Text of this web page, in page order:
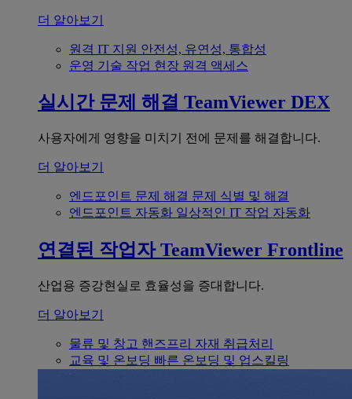
더 알아보기
원격 IT 지원 안전성, 유연성, 통합성
운영 기술 작업 현장 원격 액세스
실시간 문제 해결 TeamViewer DEX
사용자에게 영향을 미치기 전에 문제를 해결합니다.
더 알아보기
엔드포인트 문제 해결 문제 식별 및 해결
엔드포인트 자동화 일상적인 IT 작업 자동화
연결된 작업자 TeamViewer Frontline
산업용 증강현실로 효율성을 증대합니다.
더 알아보기
물류 및 창고 핸즈프리 자재 취급처리
교육 및 온보딩 빠른 온보딩 및 업스킬링